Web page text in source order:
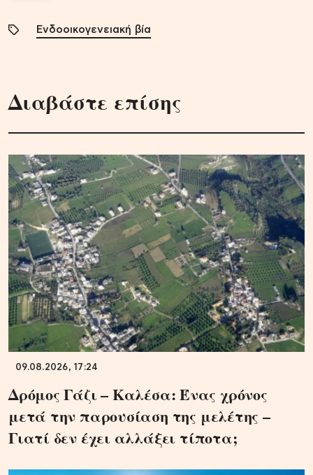
Ενδοοικογενειακή βία
Διαβάστε επίσης
09.08.2026, 17:24
Δρόμος Γάζι – Καλέσα: Ένας χρόνος
μετά την παρουσίαση της μελέτης –
Γιατί δεν έχει αλλάξει τίποτα;